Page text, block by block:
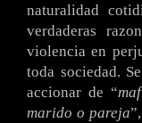
naturalidad
verdaderas
violencia en
toda sociedad.
accionar de “
marido o pareja